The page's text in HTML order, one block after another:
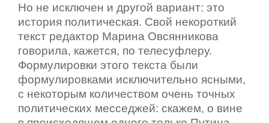
Но не исключен и другой вариант: это
история политическая. Свой некороткий
текст редактор Марина Овсянникова
говорила, кажется, по телесуфлеру.
Формулировки этого текста были
формулировками исключительно ясными,
с некоторым количеством очень точных
политических месседжей: скажем, о вине